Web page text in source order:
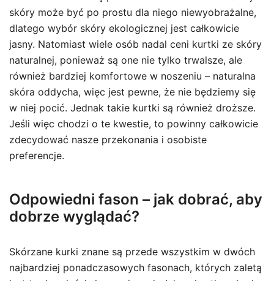
skóry może być po prostu dla niego niewyobrażalne,
dlatego wybór skóry ekologicznej jest całkowicie
jasny. Natomiast wiele osób nadal ceni kurtki ze skóry
naturalnej, ponieważ są one nie tylko trwalsze, ale
również bardziej komfortowe w noszeniu – naturalna
skóra oddycha, więc jest pewne, że nie będziemy się
w niej pocić. Jednak takie kurtki są również droższe.
Jeśli więc chodzi o te kwestie, to powinny całkowicie
zdecydować nasze przekonania i osobiste
preferencje.
Odpowiedni fason – jak dobrać, aby
dobrze wyglądać?
Skórzane kurki znane są przede wszystkim w dwóch
najbardziej ponadczasowych fasonach, których zaletą